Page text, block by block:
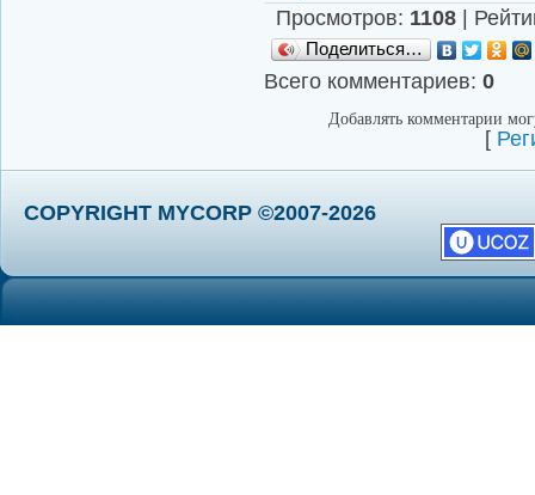
Просмотров: 1108
Поделиться…
Всего комментариев: 0
Добавлять комментарии
[
COPYRIGHT MYCORP ©2007-2026